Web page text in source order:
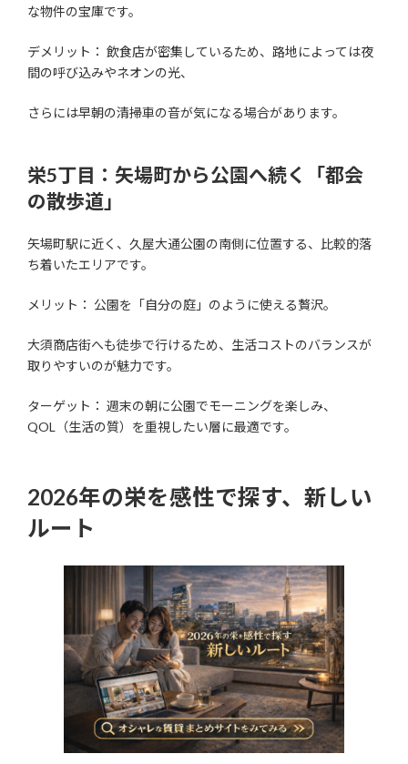
な物件の宝庫です。
デメリット： 飲食店が密集しているため、路地によっては夜
間の呼び込みやネオンの光、
さらには早朝の清掃車の音が気になる場合があります。
栄5丁目：矢場町から公園へ続く「都会
の散歩道」
矢場町駅に近く、久屋大通公園の南側に位置する、比較的落
ち着いたエリアです。
メリット： 公園を「自分の庭」のように使える贅沢。
大須商店街へも徒歩で行けるため、生活コストのバランスが
取りやすいのが魅力です。
ターゲット： 週末の朝に公園でモーニングを楽しみ、
QOL（生活の質）を重視したい層に最適です。
2026年の栄を感性で探す、新しい
ルート